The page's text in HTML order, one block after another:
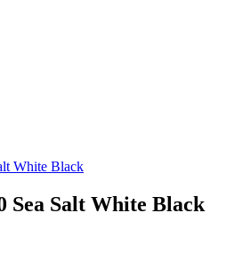
Sea Salt White Black